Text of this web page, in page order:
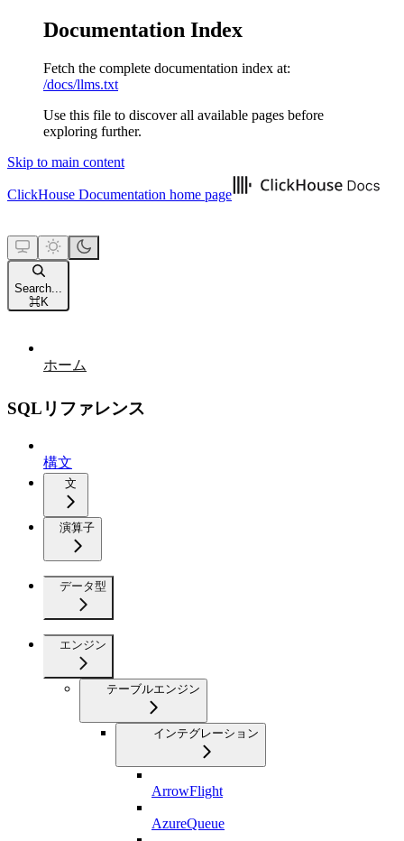
Documentation Index
Fetch the complete documentation index at:
/docs/llms.txt
Use this file to discover all available pages before
exploring further.
Skip to main content
ClickHouse Documentation home page
Search...
⌘K
ホーム
SQLリファレンス
構文
文
演算子
データ型
エンジン
テーブルエンジン
インテグレーション
ArrowFlight
AzureQueue